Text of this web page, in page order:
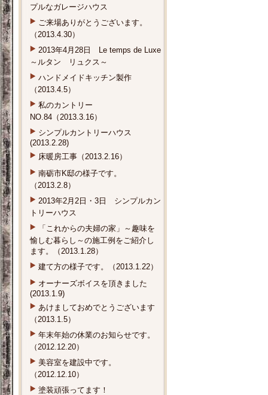
プルなガレージハウス
ご来場ありがとうございます。
（2013.4.30）
2013年4月28日 Le temps de Luxe
～ルタン リュクス～
ハンドメイドキッチン製作
（2013.4.5）
私のカントリー
NO.84（2013.3.16）
シンプルカントリーハウス
(2013.2.28)
床暖房工事（2013.2.16）
南砺市K邸の様子です。
（2013.2.8）
2013年2月2日・3日 シンプルカン
トリーハウス
「これからの夫婦の家」～趣味を
愉しむ暮らし～の施工例をご紹介し
ます。（2013.1.28）
建て方の様子です。（2013.1.22）
オーナーズボイスを頂きました
(2013.1.9)
あけましておめでとうございます
（2013.1.5）
年末年始の休業のお知らせです。
（2012.12.20）
美容室を建設中です。
（2012.12.10）
塗装頑張ってます！